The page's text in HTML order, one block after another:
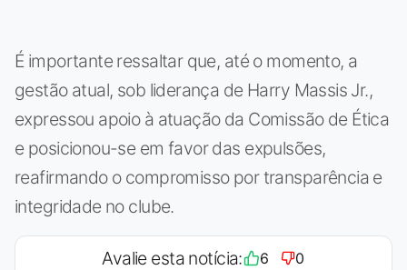
É importante ressaltar que, até o momento, a
gestão atual, sob liderança de Harry Massis Jr.,
expressou apoio à atuação da Comissão de Ética
e posicionou-se em favor das expulsões,
reafirmando o compromisso por transparência e
integridade no clube.
Avalie esta notícia: 6 0